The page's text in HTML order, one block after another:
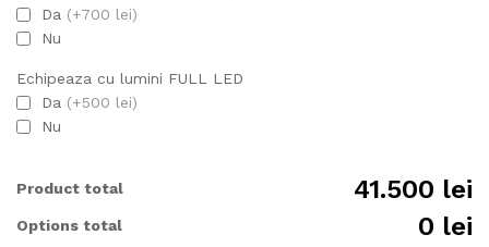
Da (+700 lei)
Nu
Echipeaza cu lumini FULL LED
Da (+500 lei)
Nu
Product total 41.500 lei
Options total 0 lei